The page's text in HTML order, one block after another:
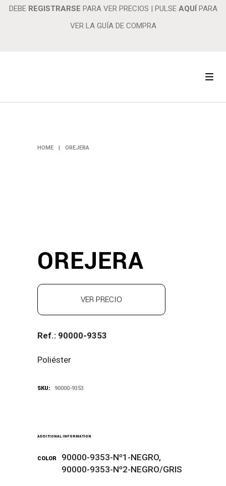
DEBE REGISTRARSE PARA VER PRECIOS | PULSE AQUÍ PARA
VER LA GUÍA DE COMPRA
HOME | OREJERA
OREJERA
VER PRECIO
Ref.: 90000-9353
Poliéster
SKU: 90000-9353
ADDITIONAL INFORMATION
COLOR
90000-9353-Nº1-NEGRO,
90000-9353-Nº2-NEGRO/GRIS